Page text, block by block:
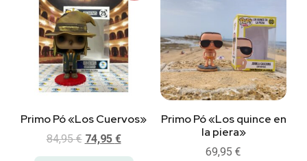
Primo Pó «Los Cuervos»
84,95€ 74,95 €
Primo Pó «Los quince en
la piera»
69,95 €